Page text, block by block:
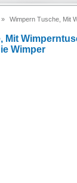
Wimpern Tusche, Mit
Mit
Wimper